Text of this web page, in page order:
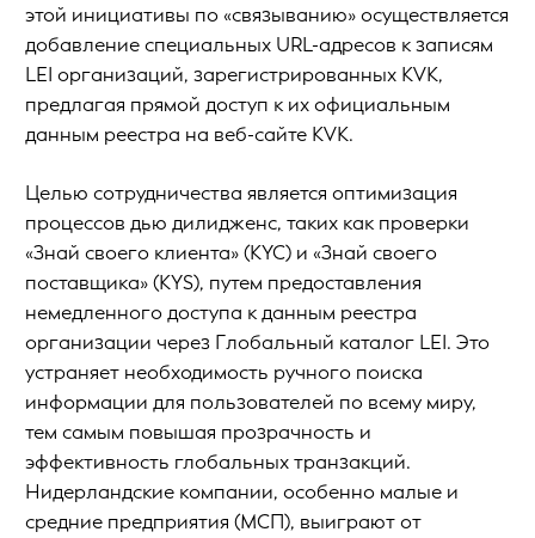
этой инициативы по «связыванию» осуществляется
добавление специальных URL-адресов к записям
LEI организаций, зарегистрированных KVK,
предлагая прямой доступ к их официальным
данным реестра на веб-сайте KVK.
Целью сотрудничества является оптимизация
процессов дью дилидженс, таких как проверки
«Знай своего клиента» (KYC) и «Знай своего
поставщика» (KYS), путем предоставления
немедленного доступа к данным реестра
организации через Глобальный каталог LEI. Это
устраняет необходимость ручного поиска
информации для пользователей по всему миру,
тем самым повышая прозрачность и
эффективность глобальных транзакций.
Нидерландские компании, особенно малые и
средние предприятия (МСП), выиграют от